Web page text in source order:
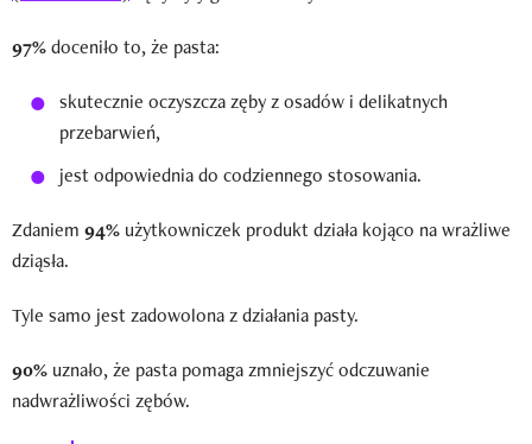
97%doceniło to, że pasta:
skutecznie oczyszcza zęby z osadów i delikatnych
przebarwień,
jest odpowiednia do codziennego stosowania.
Zdaniem 94% użytkowniczek produkt działa kojąco na wrażliwe
dziąsła.
Tyle samo jest zadowolona z działania pasty.
90% uznało, że pasta pomaga zmniejszyć odczuwanie
nadwrażliwości zębów.